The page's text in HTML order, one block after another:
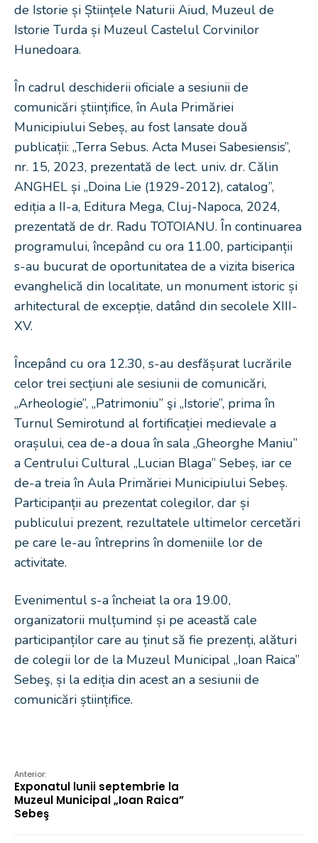
de Istorie și Științele Naturii Aiud, Muzeul de
Istorie Turda și Muzeul Castelul Corvinilor
Hunedoara.
În cadrul deschiderii oficiale a sesiunii de
comunicări științifice, în Aula Primăriei
Municipiului Sebeș, au fost lansate două
publicații: „Terra Sebus. Acta Musei Sabesiensis”,
nr. 15, 2023, prezentată de lect. univ. dr. Călin
ANGHEL și „Doina Lie (1929-2012), catalog”,
ediția a II-a, Editura Mega, Cluj-Napoca, 2024,
prezentată de dr. Radu TOTOIANU. În continuarea
programului, începând cu ora 11.00, participanții
s-au bucurat de oportunitatea de a vizita biserica
evanghelică din localitate, un monument istoric și
arhitectural de excepție, datând din secolele XIII-
XV.
Începând cu ora 12.30, s-au desfășurat lucrările
celor trei secțiuni ale sesiunii de comunicări,
„Arheologie”, „Patrimoniu” şi „Istorie”, prima în
Turnul Semirotund al fortificației medievale a
orașului, cea de-a doua în sala „Gheorghe Maniu”
a Centrului Cultural „Lucian Blaga” Sebeș, iar ce
de-a treia în Aula Primăriei Municipiului Sebeș.
Participanții au prezentat colegilor, dar și
publicului prezent, rezultatele ultimelor cercetări
pe care le-au întreprins în domeniile lor de
activitate.
Evenimentul s-a încheiat la ora 19.00,
organizatorii mulțumind și pe această cale
participanților care au ținut să fie prezenți, alături
de colegii lor de la Muzeul Municipal „Ioan Raica”
Sebeş, și la ediția din acest an a sesiunii de
comunicări științifice.
Anterior:
Exponatul lunii septembrie la
Muzeul Municipal „Ioan Raica”
Sebeş